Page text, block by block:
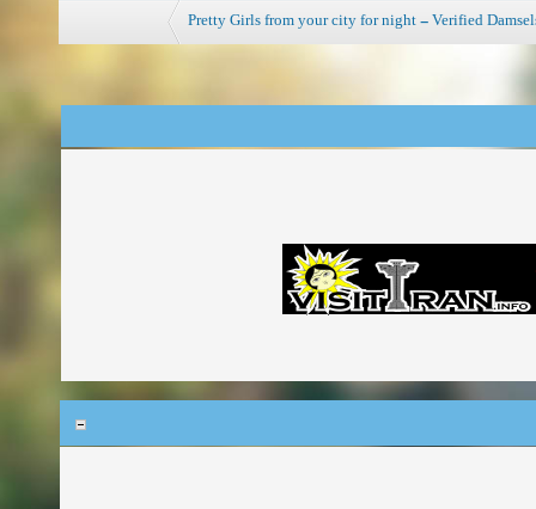
Pretty Girls from your city for night - Verified